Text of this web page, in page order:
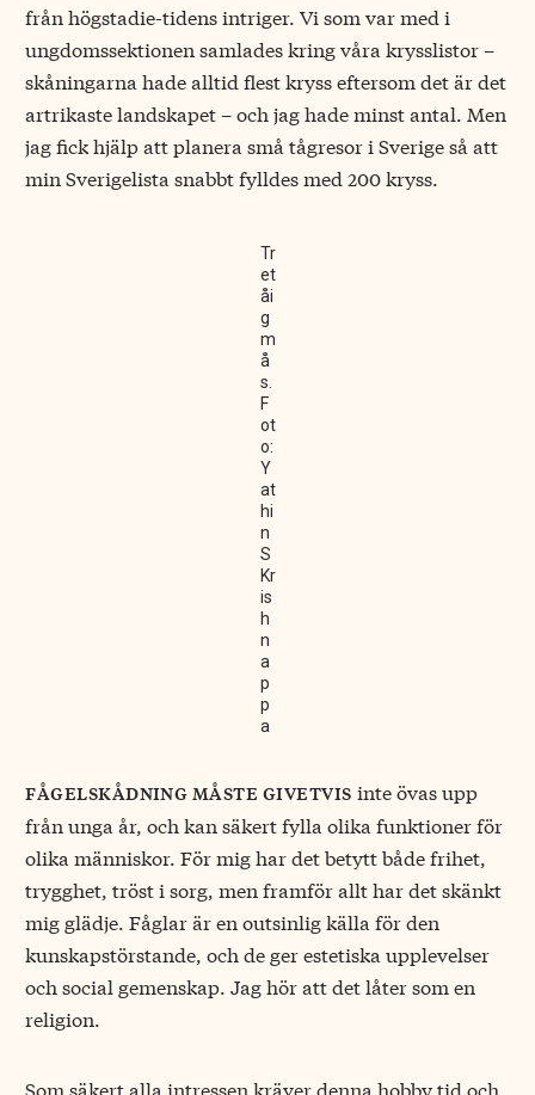
från högstadie-tidens intriger. Vi som var med i
ungdomssektionen samlades kring våra krysslistor –
skåningarna hade alltid flest kryss eftersom det är det
artrikaste landskapet – och jag hade minst antal. Men
jag fick hjälp att planera små tågresor i Sverige så att
min Sverigelista snabbt fylldes med 200 kryss.
Tr
et
åi
g
m
å
s.
F
ot
o:
Y
at
hi
n
S
Kr
is
h
n
a
p
p
a
fågelskådning måste givetvis inte övas upp
från unga år, och kan säkert fylla olika funktioner för
olika människor. För mig har det betytt både frihet,
trygghet, tröst i sorg, men framför allt har det skänkt
mig glädje. Fåglar är en outsinlig källa för den
kunskapstörstande, och de ger estetiska upplevelser
och social gemenskap. Jag hör att det låter som en
religion.
Som säkert alla intressen kräver denna hobby tid och